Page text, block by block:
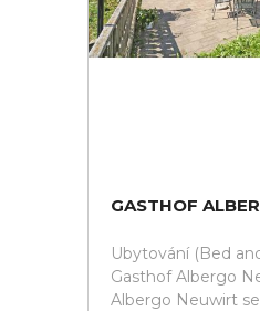
GASTHOF
Ubytování (Bed
Gasthof Albergo
Albergo Neuwirt